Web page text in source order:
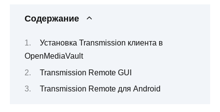
Содержание
Установка Transmission клиента в
OpenMediaVault
Transmission Remote GUI
Transmission Remote для Android